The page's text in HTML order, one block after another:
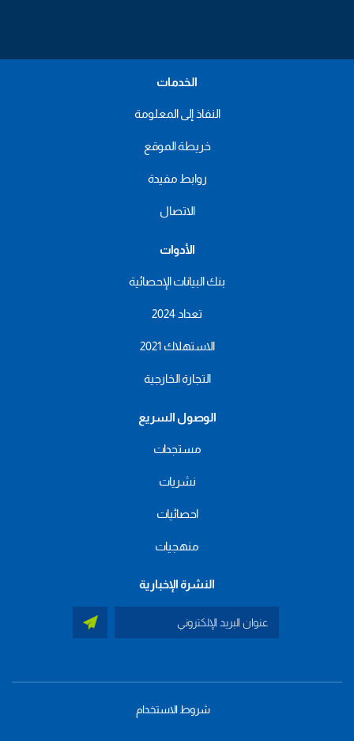
الخدمات
النفاذ إلى المعلومة
خريطة الموقع
روابط مفيدة
الاتصال
الأدوات
بنك البيانات الإحصائية
تعداد 2024
الاستهلاك 2021
التجارة الخارجية
الوصول السريع
مستجدات
نشريات
احصائيات
منهجيات
النشرة الإخبارية
شروط الاستخدام